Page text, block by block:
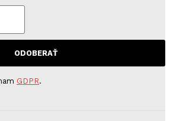
ODOBERAŤ
GDPR.